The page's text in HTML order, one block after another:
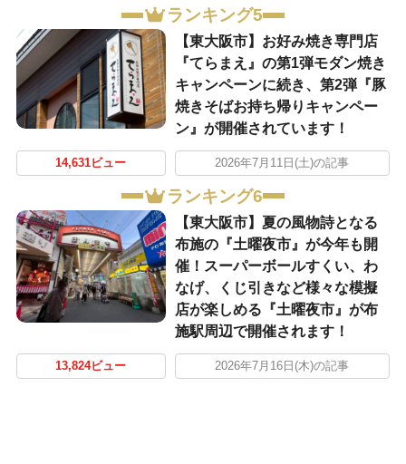
ランキング5
【東大阪市】お好み焼き専門店
『てらまえ』の第1弾モダン焼き
キャンペーンに続き、第2弾『豚
焼きそばお持ち帰りキャンペー
ン』が開催されています！
14,631ビュー 2026年7月11日(土)の記事
ランキング6
【東大阪市】夏の風物詩となる
布施の『土曜夜市』が今年も開
催！スーパーボールすくい、わ
なげ、くじ引きなど様々な模擬
店が楽しめる『土曜夜市』が布
施駅周辺で開催されます！
13,824ビュー 2026年7月16日(木)の記事